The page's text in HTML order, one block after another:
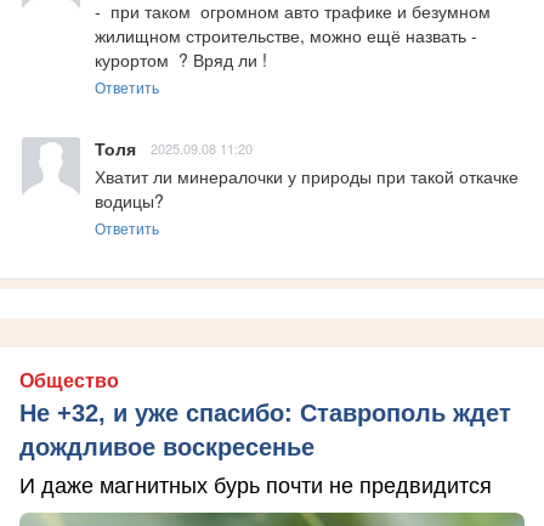
-  при таком  огромном авто трафике и безумном
жилищном строительстве, можно ещё назвать -
курортом  ? Вряд ли !
Ответить
Толя 2025.09.08 11:20
Хватит ли минералочки у природы при такой откачке
водицы?
Ответить
Общество
Не +32, и уже спасибо: Ставрополь ждет
дождливое воскресенье
И даже магнитных бурь почти не предвидится